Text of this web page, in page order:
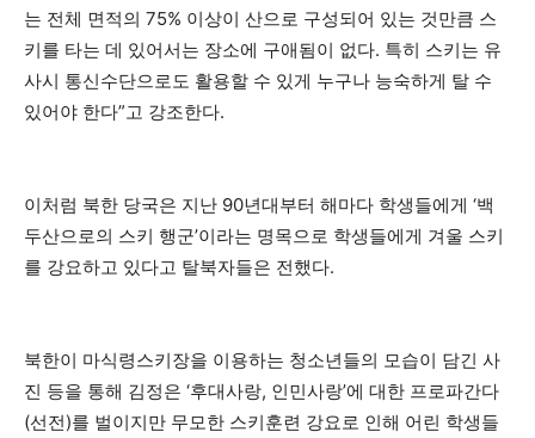
는 전체 면적의 75% 이상이 산으로 구성되어 있는 것만큼 스
키를 타는 데 있어서는 장소에 구애됨이 없다. 특히 스키는 유
사시 통신수단으로도 활용할 수 있게 누구나 능숙하게 탈 수
있어야 한다”고 강조한다.
이처럼 북한 당국은 지난 90년대부터 해마다 학생들에게 ‘백
두산으로의 스키 행군’이라는 명목으로 학생들에게 겨울 스키
를 강요하고 있다고 탈북자들은 전했다.
북한이 마식령스키장을 이용하는 청소년들의 모습이 담긴 사
진 등을 통해 김정은 ‘후대사랑, 인민사랑’에 대한 프로파간다
(선전)를 벌이지만 무모한 스키훈련 강요로 인해 어린 학생들